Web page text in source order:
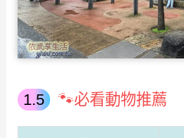
🐾必看動物推薦